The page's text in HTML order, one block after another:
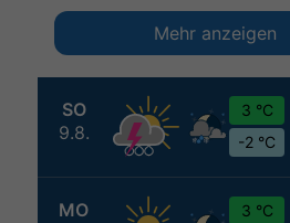
SO
9.8.
3 °C
-2 °C
MO
3 °C
Mehr anzeigen